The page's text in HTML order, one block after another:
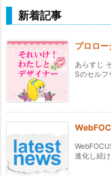
新着記事
プロロー
あらすじ
Sのセルフ
進化し続